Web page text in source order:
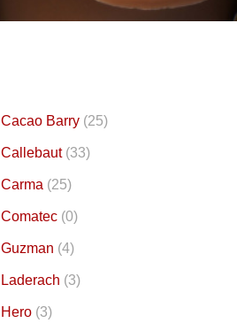
Cacao Barry (25)
Callebaut (33)
Carma (25)
Comatec (0)
Guzman (4)
Laderach (3)
Hero (3)